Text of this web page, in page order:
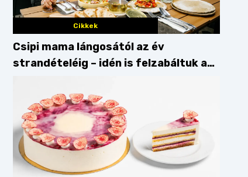
Cikkek
Csipi mama lángosától az év
strandételéig – idén is felzabáltuk a